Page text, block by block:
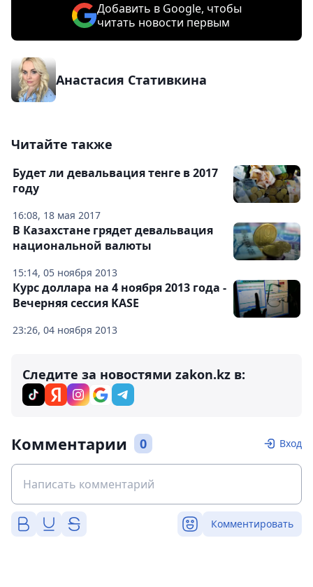
Добавить в Google, чтобы
читать новости первым
Анастасия Стативкина
Читайте также
16:08, 18 мая 2017
Будет ли девальвация тенге в 2017
году
15:14, 05 ноября 2013
В Казахстане грядет девальвация
национальной валюты
23:26, 04 ноября 2013
Курс доллара на 4 ноября 2013 года -
Вечерняя сессия KASE
Следите за новостями zakon.kz в:
Комментарии 0 Вход
Комментировать